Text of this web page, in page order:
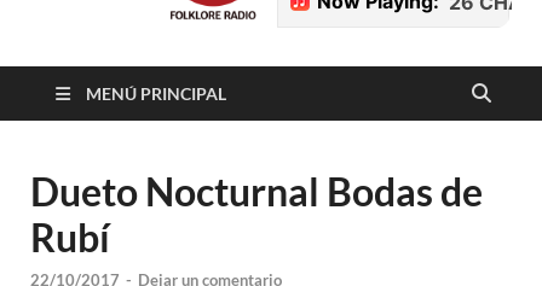
MENÚ PRINCIPAL
Dueto Nocturnal Bodas de
Rubí
22/10/2017 - Dejar un comentario